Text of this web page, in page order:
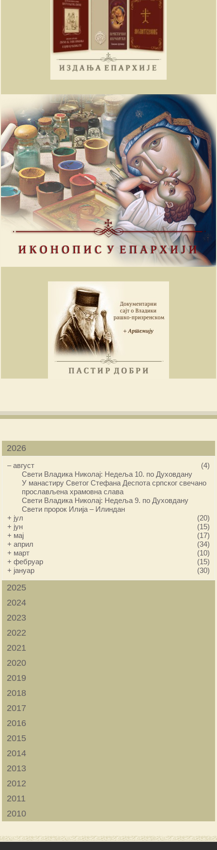
2026
–август
(4)
Свети Владика Николај: Недеља 10. по Духовдану
У манастиру Светог Стефана Деспота српског свечано
прослављена храмовна слава
Свети Владика Николај: Недеља 9. по Духовдану
Свети пророк Илија – Илиндан
+ јул
(20)
+ јун
(15)
+ мај
(17)
+април
(34)
+ март
(10)
+фебруар
(15)
+ јануар (30)
2025
2024
2023
2022
2021
2020
2019
2018
2017
2016
2015
2014
2013
2012
2011
2010